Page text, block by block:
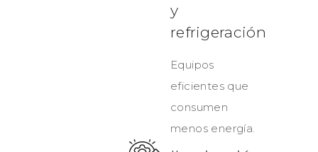
y
refrigeración
Equipos
eficientes que
consumen
menos energía.